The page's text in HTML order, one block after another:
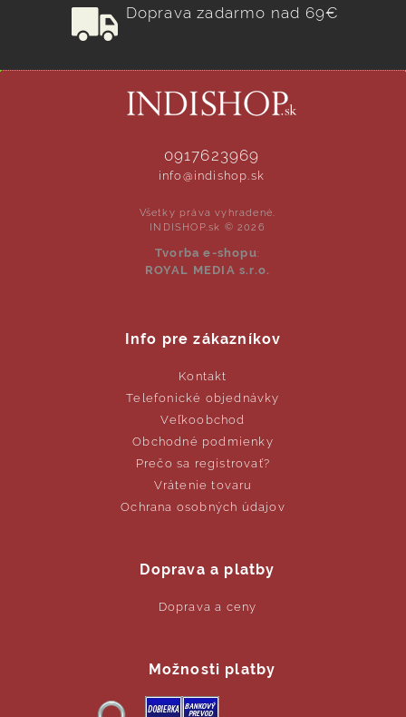
Doprava zadarmo nad 69€
0917623969
info@indishop.sk
Všetky práva vyhradené.
INDISHOP.sk © 2026
Tvorba e-shopu:
ROYAL MEDIA s.r.o.
Info pre zákazníkov
Kontakt
Telefonické objednávky
Veľkoobchod
Obchodné podmienky
Prečo sa registrovať?
Vrátenie tovaru
Ochrana osobných údajov
Doprava a platby
Doprava a ceny
Možnosti platby